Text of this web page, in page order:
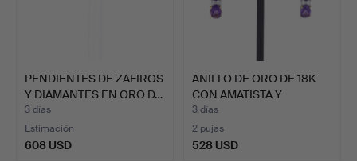
PENDIENTES DE ZAFIROS
Y DIAMANTES EN ORO D…
3 días
Estimación
608 USD
ANILLO DE ORO DE 18K
CON AMATISTA Y
DIAMAN…
3 días
2 pujas
528 USD